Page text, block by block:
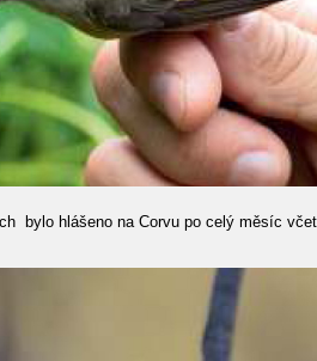
bylo hlášeno na Corvu po celý měsíc